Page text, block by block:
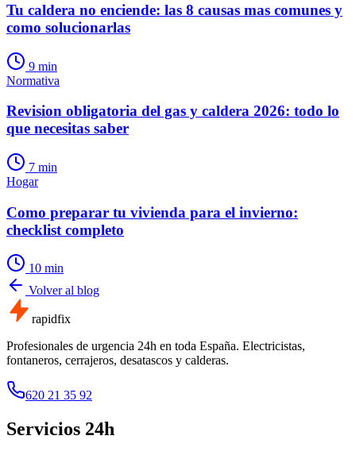
Tu caldera no enciende: las 8 causas mas comunes y
como solucionarlas
9 min
Normativa
Revision obligatoria del gas y caldera 2026: todo lo
que necesitas saber
7 min
Hogar
Como preparar tu vivienda para el invierno:
checklist completo
10 min
Volver al blog
rapidfix
Profesionales de urgencia 24h en toda España. Electricistas,
fontaneros, cerrajeros, desatascos y calderas.
620 21 35 92
Servicios 24h